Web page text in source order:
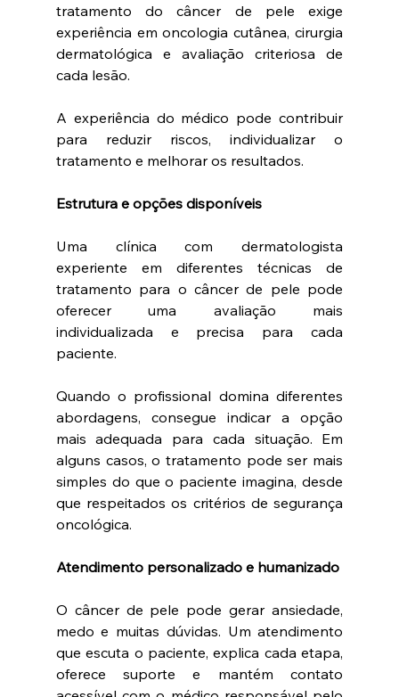
tratamento do câncer de pele exige
experiência em oncologia cutânea, cirurgia
dermatológica e avaliação criteriosa de
cada lesão.
A experiência do médico pode contribuir
para reduzir riscos, individualizar o
tratamento e melhorar os resultados.
Estrutura e opções disponíveis
Uma clínica com dermatologista
experiente em diferentes técnicas de
tratamento para o câncer de pele pode
oferecer uma avaliação mais
individualizada e precisa para cada
paciente.
Quando o profissional domina diferentes
abordagens, consegue indicar a opção
mais adequada para cada situação. Em
alguns casos, o tratamento pode ser mais
simples do que o paciente imagina, desde
que respeitados os critérios de segurança
oncológica.
Atendimento personalizado e humanizado
O câncer de pele pode gerar ansiedade,
medo e muitas dúvidas. Um atendimento
que escuta o paciente, explica cada etapa,
oferece suporte e mantém contato